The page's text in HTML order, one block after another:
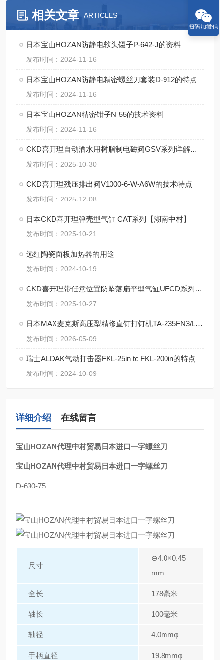
相关文章 ARTICLES
日本宝山HOZAN防静电软头镊子P-642-J的资料
发布时间：2024-11-16
日本宝山HOZAN防静电精密螺丝刀套装D-912的特点
发布时间：2024-11-16
日本宝山HOZAN精密钳子N-55的技术资料
发布时间：2024-11-16
CKD喜开理自动洒水用树脂制电磁阀GSV系列详解析！
发布时间：2025-10-30
CKD喜开理残压排出阀V1000-6-W-A6W的技术特点
发布时间：2025-12-08
日本CKD喜开理弹壳型气缸 CAT系列【湖南中村】
发布时间：2025-10-21
远红陶瓷面板加热器的用途
发布时间：2024-10-19
CKD喜开理带任意位置防坠落扁平型气缸UFCD系列【湖南中村】
发布时间：2025-10-27
日本MAX麦克斯高压型精修直钉打钉机TA-235FN3/LU工作原理
发布时间：2026-05-09
瑞士ALDAK气动打击器FKL-25in to FKL-200in的特点
发布时间：2024-10-09
详细介绍 在线留言
宝山HOZAN代理中村贸易日本进口一字螺丝刀
宝山HOZAN代理中村贸易日本进口一字螺丝刀
D-630-75
尺寸
⊖4.0×0.45
mm
全长 178毫米
轴长 100毫米
轴径 4.0mmφ
手柄直径 19.8mmφ
扫码加微信